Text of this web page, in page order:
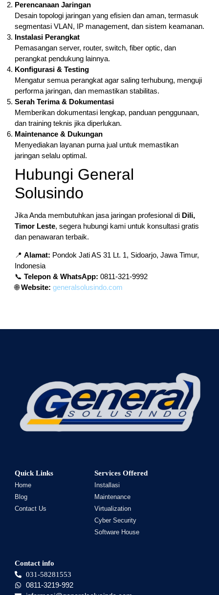
Perencanaan Jaringan
Desain topologi jaringan yang efisien dan aman, termasuk
segmentasi VLAN, IP management, dan sistem keamanan.
Instalasi Perangkat
Pemasangan server, router, switch, fiber optic, dan
perangkat pendukung lainnya.
Konfigurasi & Testing
Mengatur semua perangkat agar saling terhubung, menguji
performa jaringan, dan memastikan stabilitas.
Serah Terima & Dokumentasi
Memberikan dokumentasi lengkap, panduan penggunaan,
dan training teknis jika diperlukan.
Maintenance & Dukungan
Menyediakan layanan purna jual untuk memastikan
jaringan selalu optimal.
Hubungi General
Solusindo
Jika Anda membutuhkan jasa jaringan profesional di Dili,
Timor Leste, segera hubungi kami untuk konsultasi gratis
dan penawaran terbaik.
📍 Alamat: Pondok Jati AS 31 Lt. 1, Sidoarjo, Jawa Timur,
Indonesia
📞 Telepon & WhatsApp: 0811-321-9992
🌐Website: generalsolusindo.com
Quick Links
Home
Blog
Contact Us
Services Offered
Installasi
Maintenance
Virtualization
Cyber Security
Software House
Contact info
031-58281553
0811-3219-992